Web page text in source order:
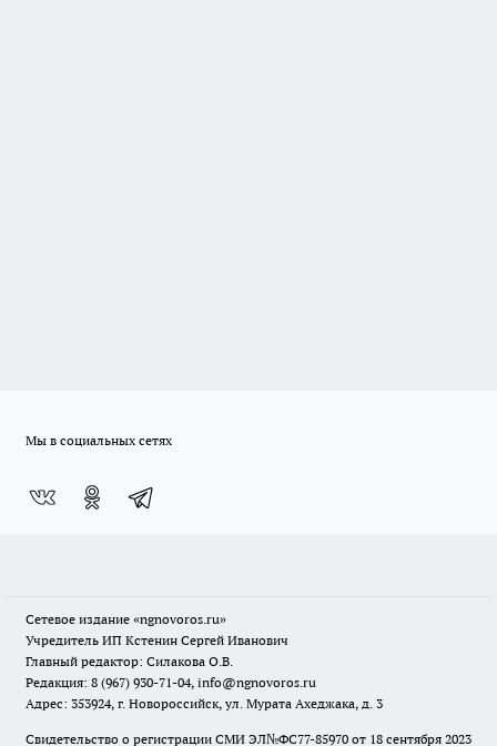
Мы в социальных сетях
Сетевое издание «ngnovoros.ru»
Учредитель ИП Кстенин Сергей Иванович
Главный редактор: Силакова О.В.
Редакция: 8 (967) 930-71-04, info@ngnovoros.ru
Адрес: 353924, г. Новороссийск, ул. Мурата Ахеджака, д. 3
Свидетельство о регистрации СМИ ЭЛ№ФС77-85970 от 18 сентября 2023